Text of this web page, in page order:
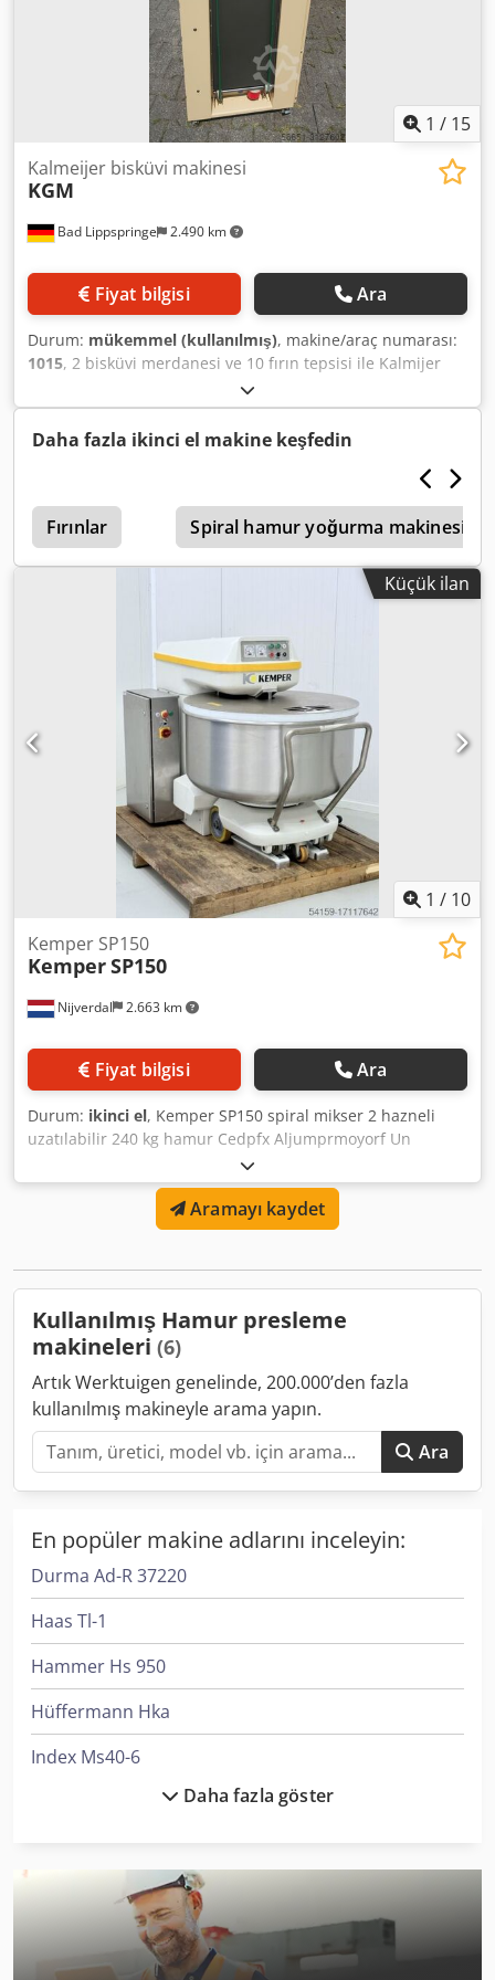
1 / 15
Bad Lippspringe 2.490 km
Kalmeijer bisküvi makinesi
KGM
Fiyat bilgisi Ara
Durum: mükemmel (kullanılmış), makine/araç numarası:
1015, 2 bisküvi merdanesi ve 10 fırın tepsisi ile Kalmijer
bisküvi makinesi elden geçirildi Yeni emiş kayışı Yeni bıçak
Yeni çekme kayışları ve makinenin diğer bazı parçaları
yenilendi Credpfx Aloc Urlweysf
Daha fazla ikinci el makine keşfedin
Fırınlar Spiral hamur yoğurma makinesi
Küçük ilan
1 / 10
Nijverdal 2.663 km
Kemper SP150
KemperSP150
Fiyat bilgisi Ara
Durum: ikinci el, Kemper SP150 spiral mikser 2 hazneli
uzatılabilir 240 kg hamur Cedpfx Aljumprmoyorf Un
kapasitesi 150kg KDV kapasitesi 355 litre
Aramayı kaydet
Kullanılmış Hamur presleme
makineleri (6)
Artık Werktuigen genelinde, 200.000’den fazla
kullanılmış makineyle arama yapın.
Ara
En popüler makine adlarını inceleyin:
Durma Ad-R 37220
Haas Tl-1
Hammer Hs 950
Hüffermann Hka
Index Ms40-6
Lagun L 1400
Daha fazla göster